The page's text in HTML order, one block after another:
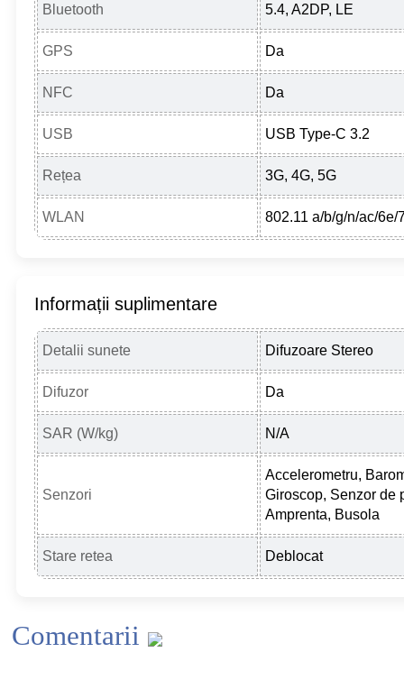
Bluetooth 5.4, A2DP, LE
GPS Da
NFC Da
USB USB Type-C 3.2
Rețea 3G, 4G, 5G
WLAN 802.11 a/b/g/n/ac/6e/
Informații suplimentare
Detalii sunete Difuzoare Stereo
Difuzor Da
SAR (W/kg) N/A
Senzori
Accelerometru,
Giroscop, Senzor de
Amprenta, Busola
Stare retea Deblocat
Comentarii